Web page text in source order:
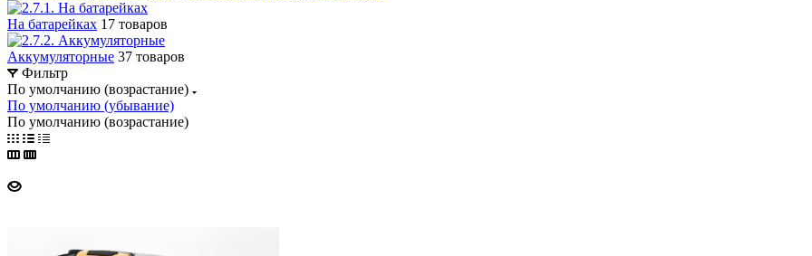
На батарейках 17 товаров
Аккумуляторные 37 товаров
Фильтр
По умолчанию (возрастание)
По умолчанию (убывание)
По умолчанию (возрастание)